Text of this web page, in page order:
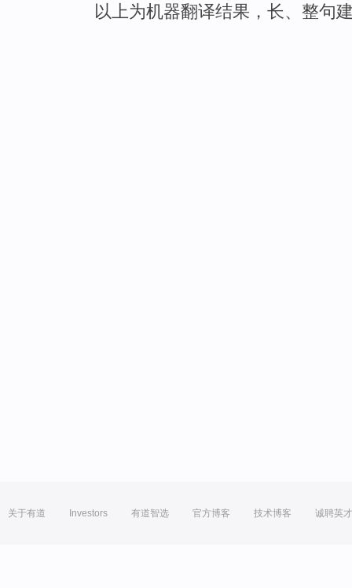
以上为机器翻译结果，长、整句
关于有道 Investors 有道智选 官方博客 技术博客 诚聘英才